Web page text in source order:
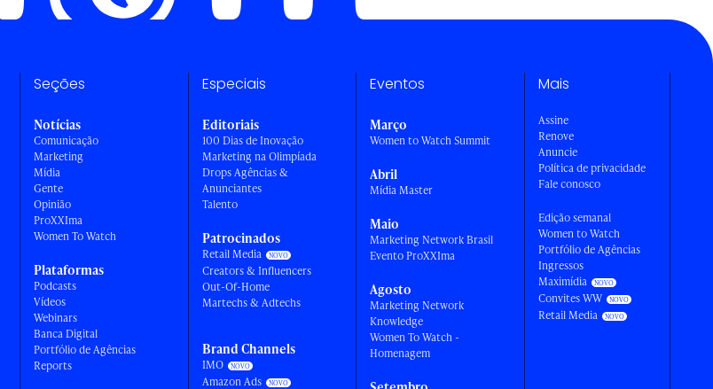
Seções
Notícias
Comunicação
Marketing
Mídia
Gente
Opinião
ProXXIma
Women To Watch
Plataformas
Podcasts
Vídeos
Webinars
Banca Digital
Portfólio de Agências
Reports
Especiais
Editoriais
100 Dias de Inovação
Marketing na Olimpíada
Drops Agências &
Anunciantes
Talento
Patrocinados
Retail Media
Creators & Influencers
Out-Of-Home
Martechs & Adtechs
Brand Channels
IMO
Amazon Ads
Eventos
Março
Women to Watch Summit
Abril
Mídia Master
Maio
Marketing Network Brasil
Evento ProXXIma
Agosto
Marketing Network
Knowledge
Women To Watch -
Homenagem
Mais
Assine
Renove
Anuncie
Política de privacidade
Fale conosco
Edição semanal
Women to Watch
Portfólio de Agências
Ingressos
Maximídia
Convites WW
Retail Media